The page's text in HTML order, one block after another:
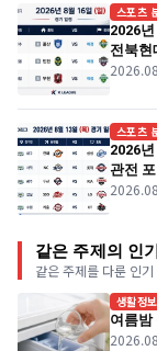
스포츠
2026
전북현
스포츠
2026
관전
같은 주제의 인
같은 주제를 다룬 인
생활정보
여름밤